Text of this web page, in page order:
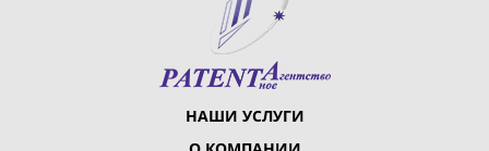
НАШИ УСЛУГИ